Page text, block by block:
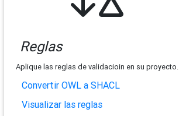
Reglas
Aplique las reglas de validacioin en su proyecto.
Convertir OWL a SHACL
Visualizar las reglas